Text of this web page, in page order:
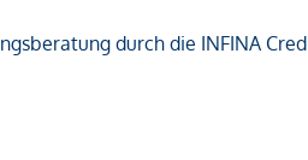
durch die INFINA